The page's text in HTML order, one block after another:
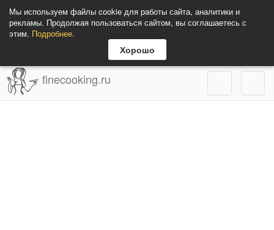
Мы используем файлы cookie для работы сайта, аналитики и
рекламы. Продолжая пользоваться сайтом, вы соглашаетесь с
этим. Подробнее.
Хорошо
finecooking.ru